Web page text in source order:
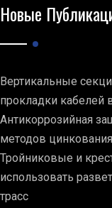
Новые
Вертикальные
прокладки кабелей
Антикоррозийная
методов
Тройниковые и
использовать
трасс